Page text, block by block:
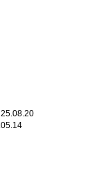
25.08.20